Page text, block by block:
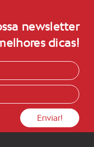
newsletter
dicas!